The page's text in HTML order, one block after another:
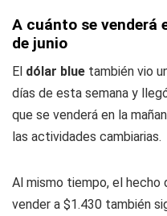
A cuánto se venderá
de junio
El dólar blue también vio
días de esta semana y
que se venderá en la
las actividades cambiarias.
Al mismo tiempo, el hecho
vender a $1.430 también